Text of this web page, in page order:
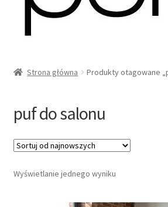
Strona główna Produkty otagowane
puf do salonu
Wyświetlanie jednego wyniku